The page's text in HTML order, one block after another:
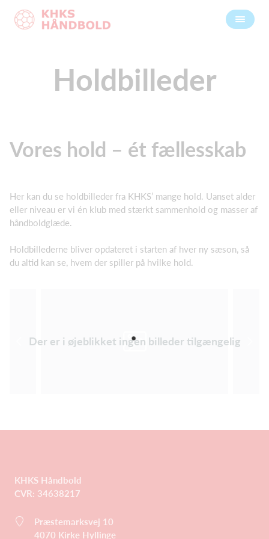
Holdbilleder
Vores hold – ét fællesskab
Her kan du se holdbilleder fra KHKS’ mange hold. Uanset alder
eller niveau er vi én klub med stærkt sammenhold og masser af
håndboldglæde.
Holdbillederne bliver opdateret i starten af hver ny sæson, så
du altid kan se, hvem der spiller på hvilke hold.
Der er i øjeblikket ingen billeder tilgængelig
KHKS Håndbold
CVR: 34638217
Præstemarksvej 10
4070 Kirke Hyllinge